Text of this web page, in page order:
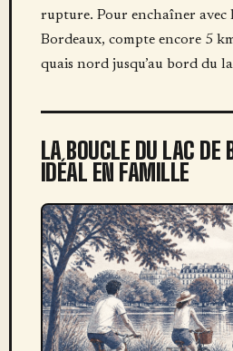
rupture. Pour enchaîner avec
Bordeaux, compte encore 5
quais nord jusqu’au bord du
LA BOUCLE DU LAC DE
IDÉAL EN FAMILLE